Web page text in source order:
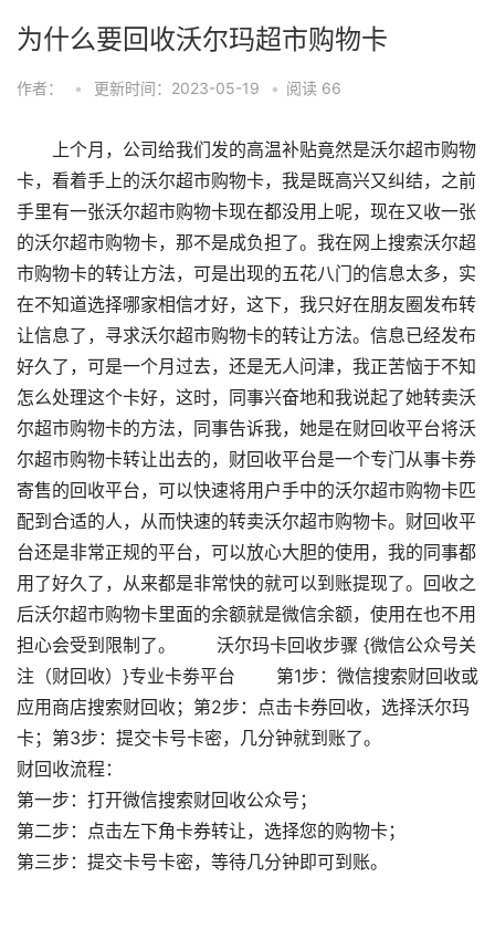
为什么要回收沃尔玛超市购物卡
作者： • 更新时间：2023-05-19 • 阅读 66
上个月，公司给我们发的高温补贴竟然是沃尔超市购物
卡，看着手上的沃尔超市购物卡，我是既高兴又纠结，之前
手里有一张沃尔超市购物卡现在都没用上呢，现在又收一张
的沃尔超市购物卡，那不是成负担了。我在网上搜索沃尔超
市购物卡的转让方法，可是出现的五花八门的信息太多，实
在不知道选择哪家相信才好，这下，我只好在朋友圈发布转
让信息了，寻求沃尔超市购物卡的转让方法。信息已经发布
好久了，可是一个月过去，还是无人问津，我正苦恼于不知
怎么处理这个卡好，这时，同事兴奋地和我说起了她转卖沃
尔超市购物卡的方法，同事告诉我，她是在财回收平台将沃
尔超市购物卡转让出去的，财回收平台是一个专门从事卡券
寄售的回收平台，可以快速将用户手中的沃尔超市购物卡匹
配到合适的人，从而快速的转卖沃尔超市购物卡。财回收平
台还是非常正规的平台，可以放心大胆的使用，我的同事都
用了好久了，从来都是非常快的就可以到账提现了。回收之
后沃尔超市购物卡里面的余额就是微信余额，使用在也不用
担心会受到限制了。 沃尔玛卡回收步骤 {微信公众号关
注（财回收）}专业卡劵平台 第1步：微信搜索财回收或
应用商店搜索财回收；第2步：点击卡券回收，选择沃尔玛
卡；第3步：提交卡号卡密，几分钟就到账了。
财回收流程：
第一步：打开微信搜索财回收公众号；
第二步：点击左下角卡券转让，选择您的购物卡；
第三步：提交卡号卡密，等待几分钟即可到账。